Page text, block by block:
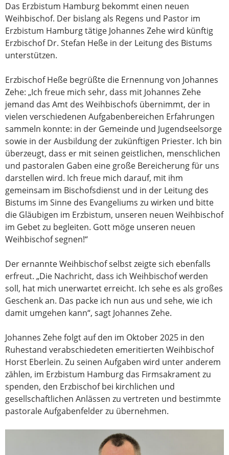
Das Erzbistum Hamburg bekommt einen neuen
Weihbischof. Der bislang als Regens und Pastor im
Erzbistum Hamburg tätige Johannes Zehe wird künftig
Erzbischof Dr. Stefan Heße in der Leitung des Bistums
unterstützen.
Erzbischof Heße begrüßte die Ernennung von Johannes
Zehe: „Ich freue mich sehr, dass mit Johannes Zehe
jemand das Amt des Weihbischofs übernimmt, der in
vielen verschiedenen Aufgabenbereichen Erfahrungen
sammeln konnte: in der Gemeinde und Jugendseelsorge
sowie in der Ausbildung der zukünftigen Priester. Ich bin
überzeugt, dass er mit seinen geistlichen, menschlichen
und pastoralen Gaben eine große Bereicherung für uns
darstellen wird. Ich freue mich darauf, mit ihm
gemeinsam im Bischofsdienst und in der Leitung des
Bistums im Sinne des Evangeliums zu wirken und bitte
die Gläubigen im Erzbistum, unseren neuen Weihbischof
im Gebet zu begleiten. Gott möge unseren neuen
Weihbischof segnen!“
Der ernannte Weihbischof selbst zeigte sich ebenfalls
erfreut. „Die Nachricht, dass ich Weihbischof werden
soll, hat mich unerwartet erreicht. Ich sehe es als großes
Geschenk an. Das packe ich nun aus und sehe, wie ich
damit umgehen kann“, sagt Johannes Zehe.
Johannes Zehe folgt auf den im Oktober 2025 in den
Ruhestand verabschiedeten emeritierten Weihbischof
Horst Eberlein. Zu seinen Aufgaben wird unter anderem
zählen, im Erzbistum Hamburg das Firmsakrament zu
spenden, den Erzbischof bei kirchlichen und
gesellschaftlichen Anlässen zu vertreten und bestimmte
pastorale Aufgabenfelder zu übernehmen.